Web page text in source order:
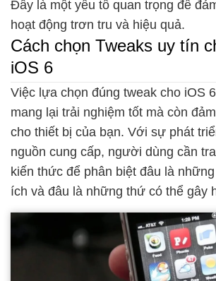
Đây là một yếu tố quan trọng để
hoạt động trơn tru và hiệu quả.
Cách chọn Tweaks uy tín
iOS 6
Việc lựa chọn đúng tweak cho iOS
mang lại trải nghiệm tốt mà còn
cho thiết bị của bạn. Với sự phát
nguồn cung cấp, người dùng cần
kiến thức để phân biệt đâu là
ích và đâu là những thứ có thể gây